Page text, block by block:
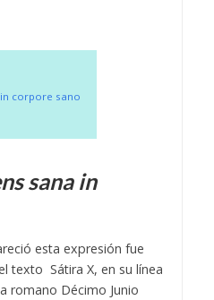
corpore sano
sana in
esta expresión fue
texto Sátira X, en su línea
romano Décimo Junio